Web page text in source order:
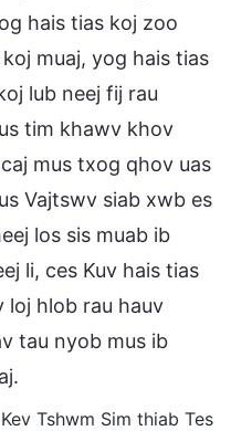
hais tias koj zoo
muaj, yog hais tias
lub neej fij rau
tim khawv khov
mus txog qhov uas
Vajtswv siab xwb es
los sis muab ib
li, ces Kuv hais tias
loj hlob rau hauv
tau nyob mus ib
Tshwm Sim thiab Tes